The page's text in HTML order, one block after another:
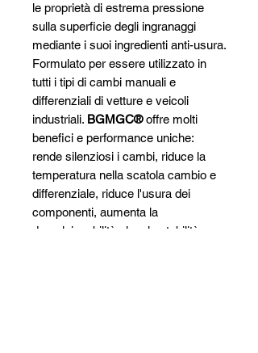
le proprietà di estrema pressione
sulla superficie degli ingranaggi
mediante i suoi ingredienti anti-usura.
Formulato per essere utilizzato in
tutti i tipi di cambi manuali e
differenziali di vetture e veicoli
industriali. BGMGC®offre molti
benefici e performance uniche:
rende silenziosi i cambi, riduce la
temperatura nella scatola cambio e
differenziale, riduce l'usura dei
componenti, aumenta la
demulsionabilità,elevala stabilità